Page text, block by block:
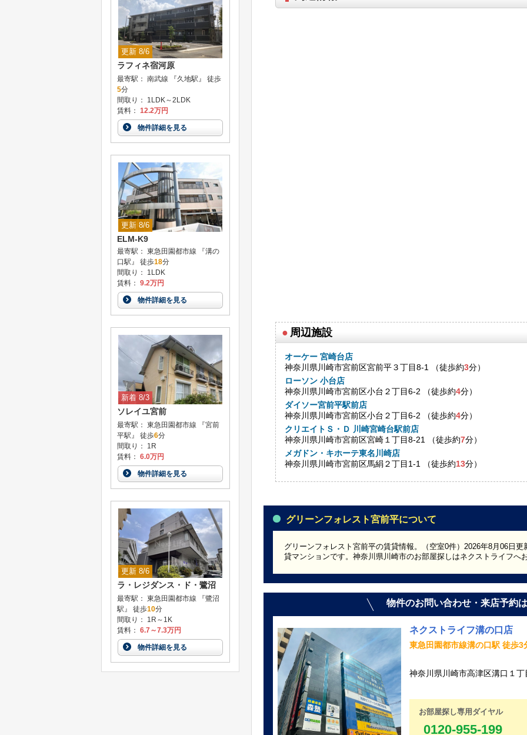
● 周辺施設
オーケー 宮崎台店
神奈川県川崎市宮前区宮前平３丁目8-1 （徒歩約3分）
ローソン 小台店
神奈川県川崎市宮前区小台２丁目6-2 （徒歩約4分）
ダイソー宮前平駅前店
神奈川県川崎市宮前区小台２丁目6-2 （徒歩約4分）
クリエイトＳ・Ｄ 川崎宮崎台駅前店
神奈川県川崎市宮前区宮崎１丁目8-21 （徒歩約7分）
メガドン・キホーテ東名川崎店
神奈川県川崎市宮前区馬絹２丁目1-1 （徒歩約13分）
グリーンフォレスト宮前平について
グリーンフォレスト宮前平の賃貸情報。（空室0件）2026年8月06日
貸マンションです。神奈川県川崎市のお部屋探しはネクストライフへ
物件のお問い合わせ・来店予約
ネクストライフ溝の口店
東急田園都市線溝の口駅 徒歩3
神奈川県川崎市高津区溝口１
お部屋探し専用ダイヤル
0120-955-199
更新 8/6
ラフィネ宿河原
最寄駅： 南武線 『久地駅』 徒歩
5分
間取り： 1LDK～2LDK
賃料： 12.2万円
物件詳細を見る
更新 8/6
ELM-K9
最寄駅： 東急田園都市線 『溝の
口駅』 徒歩18分
間取り： 1LDK
賃料： 9.2万円
物件詳細を見る
新着 8/3
ソレイユ宮前
最寄駅： 東急田園都市線 『宮前
平駅』 徒歩6分
間取り： 1R
賃料： 6.0万円
物件詳細を見る
更新 8/6
ラ・レジダンス・ド・鷺沼
最寄駅： 東急田園都市線 『鷺沼
駅』 徒歩10分
間取り： 1R～1K
賃料： 6.7～7.3万円
物件詳細を見る